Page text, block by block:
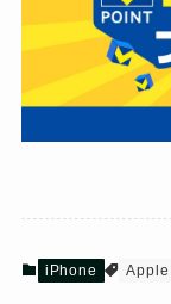
iPhone Apple